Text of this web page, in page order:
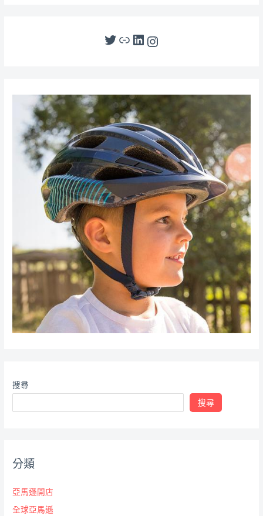
搜尋
搜尋
分類
亞馬遜開店
全球亞馬遜